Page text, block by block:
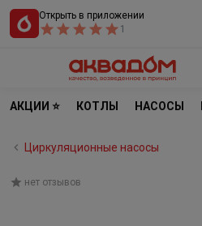
Открыть в приложении
1
АКЦИИ ⭐ КОТЛЫ НАСОСЫ
Циркуляционные насосы
нет отзывов